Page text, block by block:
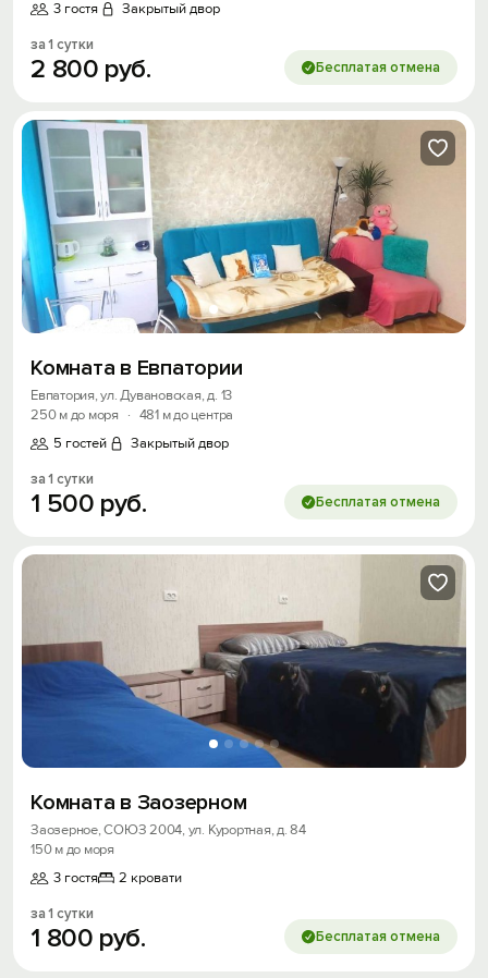
3 гостя
Закрытый двор
за 1 сутки
2 800 руб. Бесплатая отмена
Комната в Евпатории
Евпатория, ул. Дувановская, д. 13
250 м до моря
· 481 м до центра
5 гостей
Закрытый двор
за 1 сутки
1 500 руб. Бесплатая отмена
Комната в Заозерном
Заозерное, СОЮЗ 2004, ул. Курортная, д. 84
150 м до моря
3 гостя
2 кровати
за 1 сутки
1 800 руб. Бесплатая отмена